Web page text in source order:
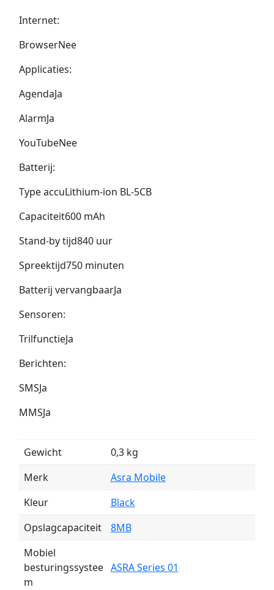
Internet:
BrowserNee
Applicaties:
AgendaJa
AlarmJa
YouTubeNee
Batterij:
Type accuLithium-ion BL-5CB
Capaciteit600 mAh
Stand-by tijd840 uur
Spreektijd750 minuten
Batterij vervangbaarJa
Sensoren:
TrilfunctieJa
Berichten:
SMSJa
MMSJa
Gewicht
0,3 kg
Merk
Asra Mobile
Kleur
Black
Opslagcapaciteit
8MB
Mobiel
besturingssystee
m
ASRA Series 01